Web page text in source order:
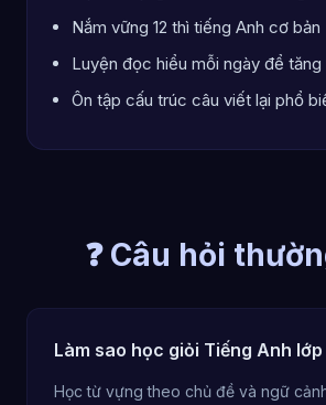
Nắm vững 12 thì tiếng Anh cơ bản
Luyện đọc hiểu mỗi ngày để
Ôn tập cấu trúc câu viết lại phổ
❓ Câu hỏi
Làm sao học giỏi Tiếng Anh lớp
Học từ vựng theo chủ đề và ngữ